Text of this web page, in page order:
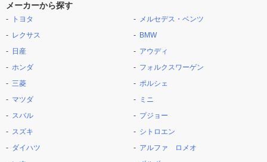
メーカーから探す
トヨタ
レクサス
日産
ホンダ
三菱
マツダ
スバル
スズキ
ダイハツ
メルセデス・ベンツ
BMW
アウディ
フォルクスワーゲン
ポルシェ
ミニ
プジョー
シトロエン
アルファ ロメオ